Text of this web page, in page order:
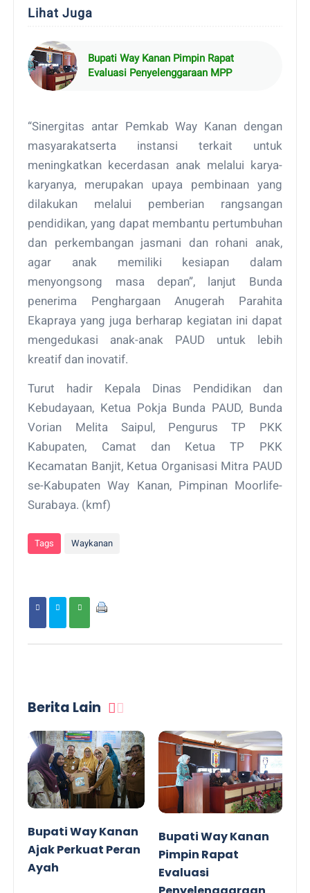
Lihat Juga
Bupati Way Kanan Pimpin Rapat
Evaluasi Penyelenggaraan MPP
“Sinergitas antar Pemkab Way Kanan dengan
masyarakatserta instansi terkait untuk
meningkatkan kecerdasan anak melalui karya-
karyanya, merupakan upaya pembinaan yang
dilakukan melalui pemberian rangsangan
pendidikan, yang dapat membantu pertumbuhan
dan perkembangan jasmani dan rohani anak,
agar anak memiliki kesiapan dalam
menyongsong masa depan”, lanjut Bunda
penerima Penghargaan Anugerah Parahita
Ekapraya yang juga berharap kegiatan ini dapat
mengedukasi anak-anak PAUD untuk lebih
kreatif dan inovatif.
Turut hadir Kepala Dinas Pendidikan dan
Kebudayaan, Ketua Pokja Bunda PAUD, Bunda
Vorian Melita Saipul, Pengurus TP PKK
Kabupaten, Camat dan Ketua TP PKK
Kecamatan Banjit, Ketua Organisasi Mitra PAUD
se-Kabupaten Way Kanan, Pimpinan Moorlife-
Surabaya. (kmf)
Tags Waykanan
Berita Lain
Bupati Way Kanan
Ajak Perkuat Peran
Ayah
Bupati Way Kanan
Pimpin Rapat
Evaluasi